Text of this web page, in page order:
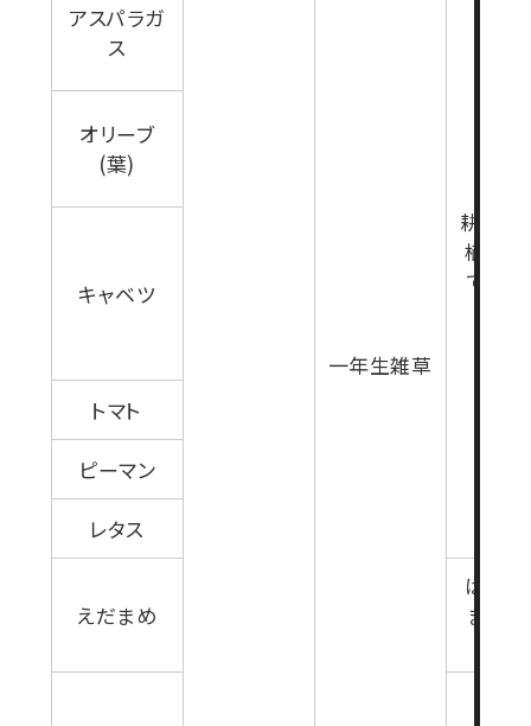
アスパラガ
ス
一年生雑草
耕起又
植7日
で(雑
オリーブ
(葉)
キャベツ
トマト
ピーマン
レタス
えだまめ
は種7
まで(